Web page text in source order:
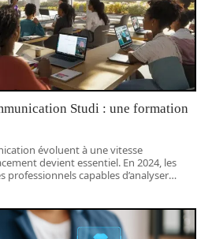
Studi : une formation
évoluent à une vitesse
devient essentiel. En 2024, les
capables d’analyser…